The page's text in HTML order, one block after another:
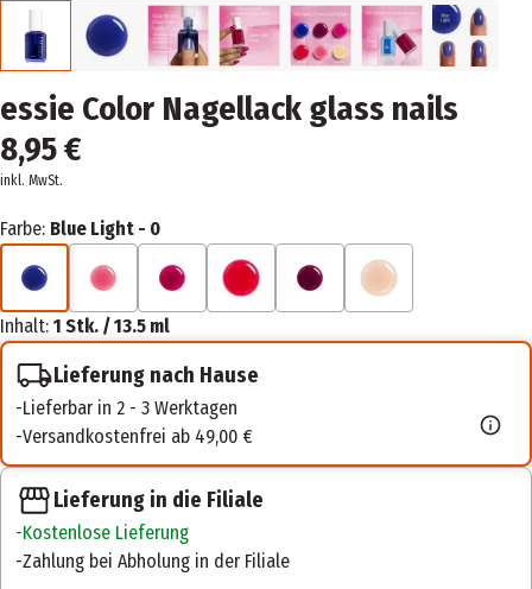
essie Color Nagellack glass nails
8,95 €
inkl. MwSt.
Farbe: Blue Light - 0
Inhalt: 1 Stk. / 13.5 ml
Lieferung nach Hause
Lieferbar in 2 - 3 Werktagen
Versandkostenfrei ab 49,00 €
Lieferung in die Filiale
Kostenlose Lieferung
Zahlung bei Abholung in der Filiale